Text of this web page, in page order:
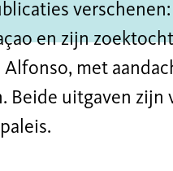
verschenen:
en zijn
met
Beide uitgaven zijn